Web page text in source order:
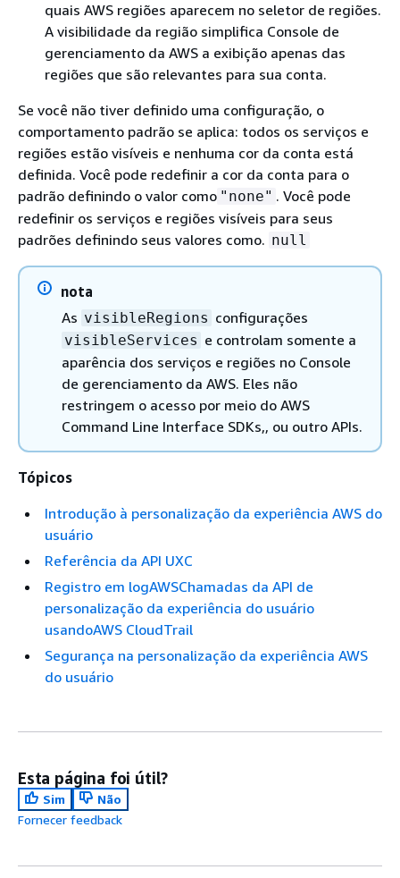
quais AWS regiões aparecem no seletor de regiões.
A visibilidade da região simplifica Console de
gerenciamento da AWS a exibição apenas das
regiões que são relevantes para sua conta.
Se você não tiver definido uma configuração, o
comportamento padrão se aplica: todos os serviços e
regiões estão visíveis e nenhuma cor da conta está
definida. Você pode redefinir a cor da conta para o
padrão definindo o valor como "none" . Você pode
redefinir os serviços e regiões visíveis para seus
padrões definindo seus valores como. null
nota
As visibleRegions configurações
visibleServices e controlam somente a
aparência dos serviços e regiões no Console
de gerenciamento da AWS. Eles não
restringem o acesso por meio do AWS
Command Line Interface SDKs,, ou outro APIs.
Tópicos
Introdução à personalização da experiência AWS do
usuário
Referência da API UXC
Registro em logAWSChamadas da API de
personalização da experiência do usuário
usandoAWS CloudTrail
Segurança na personalização da experiência AWS
do usuário
Esta página foi útil?
Sim
Não
Fornecer feedback